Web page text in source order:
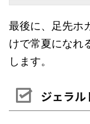
最後に、足先ホ
けで常夏になれ
します。
ジェラル